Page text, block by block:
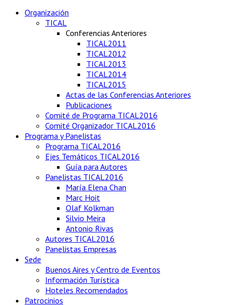
Organización
TICAL
Conferencias Anteriores
TICAL2011
TICAL2012
TICAL2013
TICAL2014
TICAL2015
Actas de las Conferencias Anteriores
Publicaciones
Comité de Programa TICAL2016
Comité Organizador TICAL2016
Programa y Panelistas
Programa TICAL2016
Ejes Temáticos TICAL2016
Guía para Autores
Panelistas TICAL2016
María Elena Chan
Marc Hoit
Olaf Kolkman
Silvio Meira
Antonio Rivas
Autores TICAL2016
Panelistas Empresas
Sede
Buenos Aires y Centro de Eventos
Información Turística
Hoteles Recomendados
Patrocinios